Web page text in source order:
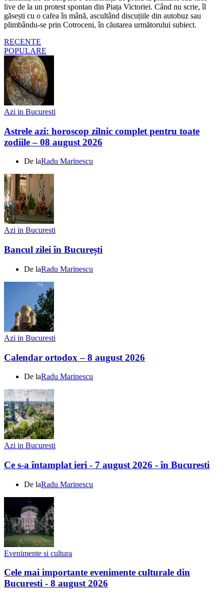
live de la un protest spontan din Piața Victoriei. Când nu scrie, îl
găsești cu o cafea în mână, ascultând discuțiile din autobuz sau
plimbându-se prin Cotroceni, în căutarea următorului subiect.
RECENTE
POPULARE
Azi in Bucuresti
Astrele azi: horoscop zilnic complet pentru toate
zodiile – 08 august 2026
De laRadu Marinescu
Azi in Bucuresti
Bancul zilei în București
De laRadu Marinescu
Azi in Bucuresti
Calendar ortodox – 8 august 2026
De laRadu Marinescu
Azi in Bucuresti
Ce s-a întamplat ieri - 7 august 2026 - în Bucuresti
De laRadu Marinescu
Evenimente si cultura
Cele mai importante evenimente culturale din
Bucuresti - 8 august 2026